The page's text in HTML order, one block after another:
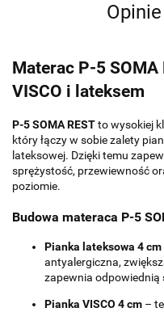
Materac P-5 SOMA
VISCO i lateksem
P-5 SOMA RESTto wysokiej
który łączy w sobie zalety
lateksowej. Dzięki temu
sprężystość, przewiewność
poziomie.
Budowa materaca P-5
Pianka lateksowa 4 cm
antyalergiczna,
zapewnia odpowiednią
Pianka VISCO 4 cm –